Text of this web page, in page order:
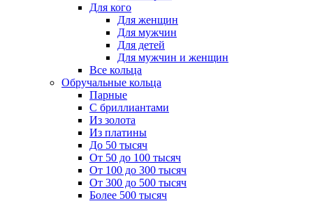
Для кого
Для женщин
Для мужчин
Для детей
Для мужчин и женщин
Все кольца
Обручальные кольца
Парные
С бриллиантами
Из золота
Из платины
До 50 тысяч
От 50 до 100 тысяч
От 100 до 300 тысяч
От 300 до 500 тысяч
Более 500 тысяч